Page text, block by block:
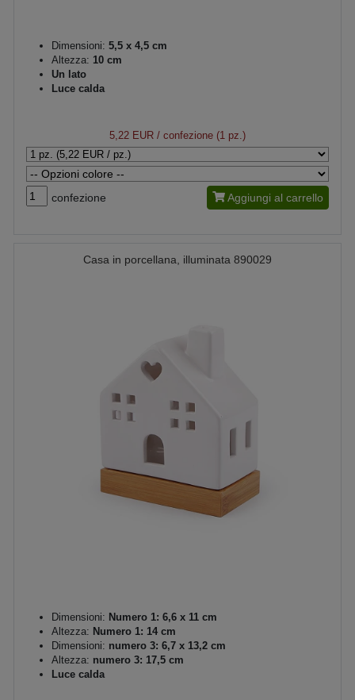
Dimensioni: 5,5 x 4,5 cm
Altezza: 10 cm
Un lato
Luce calda
5,22 EUR / confezione (1 pz.)
confezione Aggiungi al carrello
Casa in porcellana, illuminata 890029
Dimensioni: Numero 1: 6,6 x 11 cm
Altezza: Numero 1: 14 cm
Dimensioni: numero 3: 6,7 x 13,2 cm
Altezza: numero 3: 17,5 cm
Luce calda